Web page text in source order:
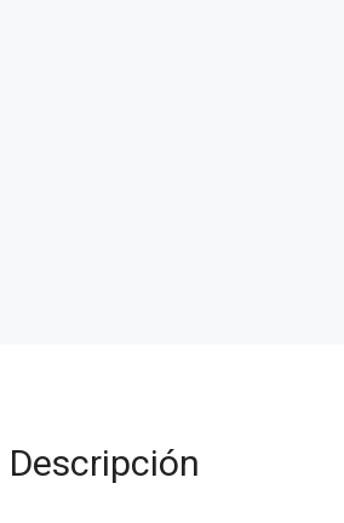
Descripción